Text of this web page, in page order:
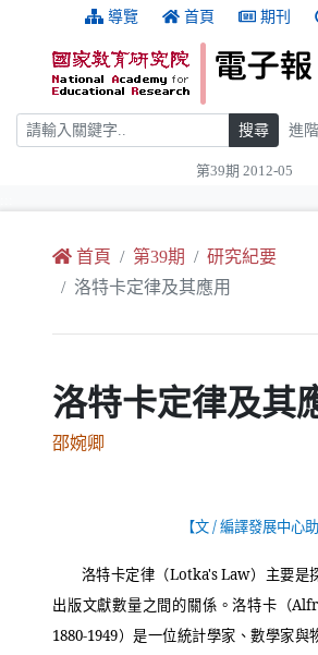
跳到主要內容 導覽 首頁 期刊
搜尋 搜尋 進
第39期 2012-05
首頁 第39期
研究紀要
洛特卡定律及其應用
洛特卡定律及其
邵婉卿
【文/編譯發展中心
洛特卡定律（Lotka's Law）主要是
出版文獻數量之間的關係。洛特卡（
1880-1949）是一位統計學家、數學家與